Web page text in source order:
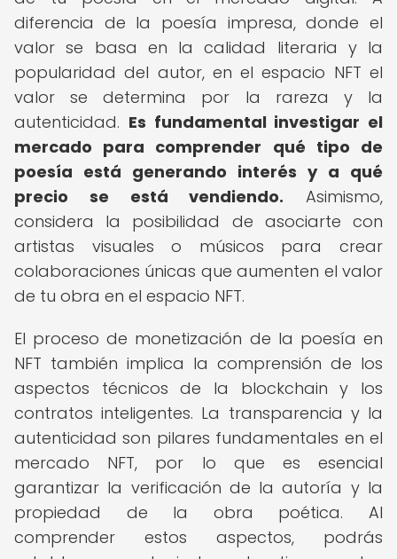
diferencia de la poesía impresa, donde el
valor se basa en la calidad literaria y la
popularidad del autor, en el espacio NFT el
valor se determina por la rareza y la
autenticidad. Es fundamental investigar el
mercado para comprender qué tipo de
poesía está generando interés y a qué
precio se está vendiendo. Asimismo,
considera la posibilidad de asociarte con
artistas visuales o músicos para crear
colaboraciones únicas que aumenten el valor
de tu obra en el espacio NFT.
El proceso de monetización de la poesía en
NFT también implica la comprensión de los
aspectos técnicos de la blockchain y los
contratos inteligentes. La transparencia y la
autenticidad son pilares fundamentales en el
mercado NFT, por lo que es esencial
garantizar la verificación de la autoría y la
propiedad de la obra poética. Al
comprender estos aspectos, podrás